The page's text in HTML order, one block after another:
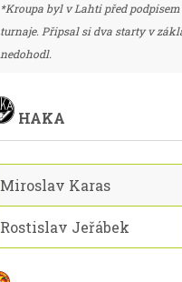
*Kroupa byl v Lahti před
turnaje. Připsal si dva starty v
nedohodl.
HAKA
Miroslav Karas
Rostislav Jeřábek